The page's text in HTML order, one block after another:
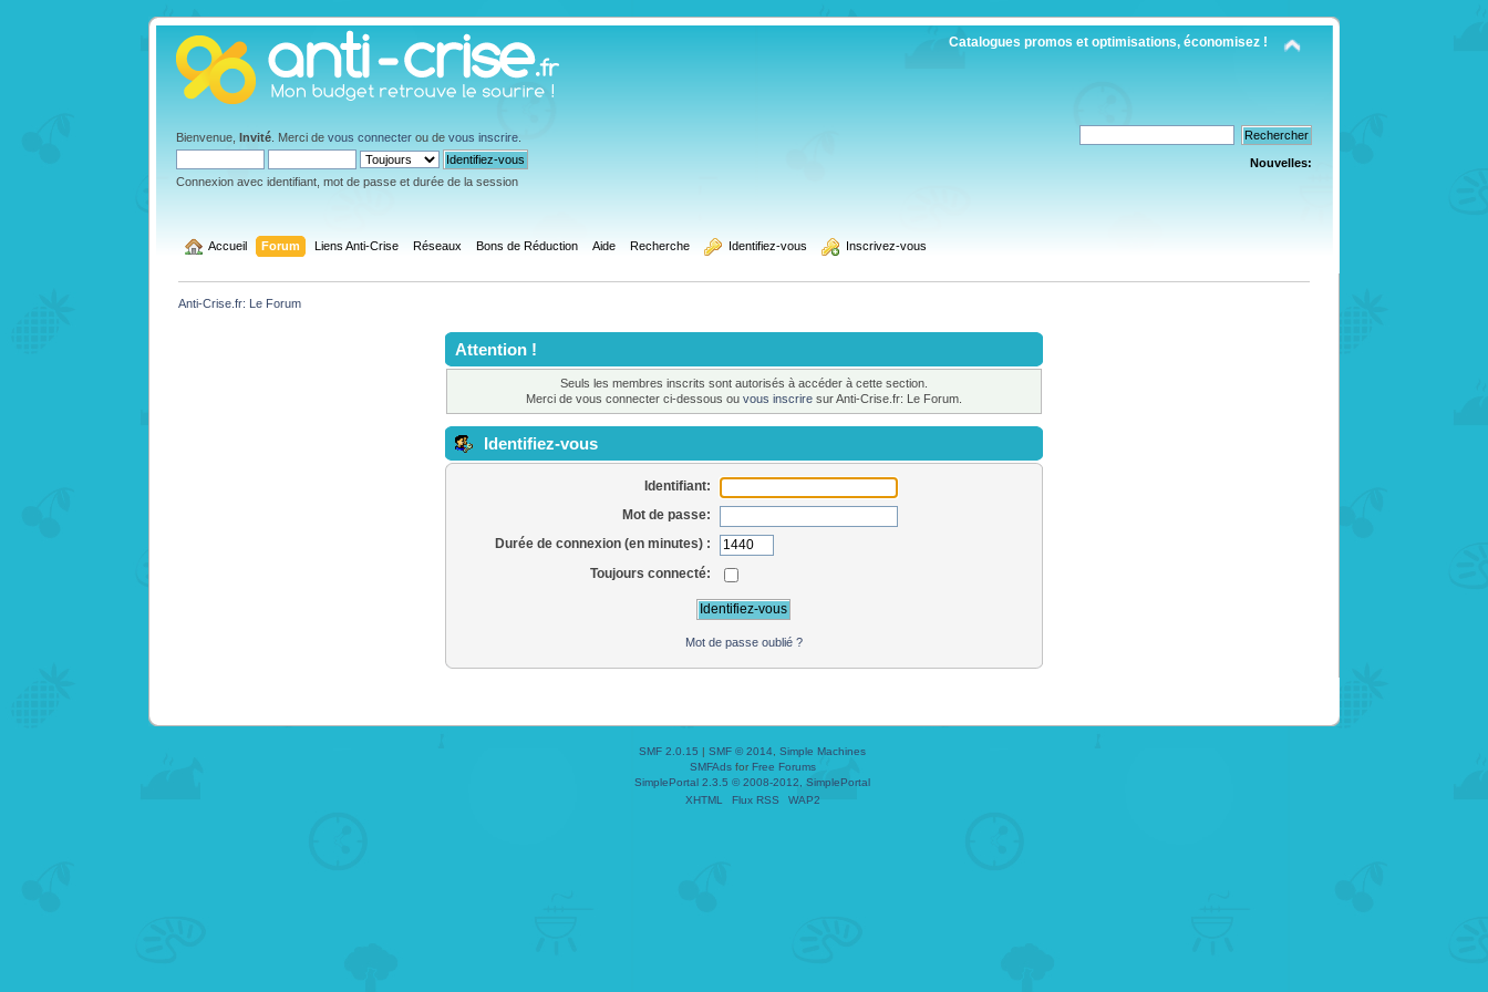
Catalogues promos et optimisations, économisez !
Bienvenue,Invité . Merci devous connecter ou devous inscrire
Connexion avec identifiant, mot de passe et durée de la session
Nouvelles:
Accueil Forum Liens Anti-Crise Réseaux Bons de Réduction Aide Recherche Identifiez-vous Inscrivez-vous
Anti-Crise.fr: Le Forum
Attention !
Seuls les membres inscrits sont autorisés à accéder à cette section.
Merci de vous connecter ci-dessous ou vous inscriresur Anti-Crise.fr: Le Forum.
Identifiez-vous
Identifiant:
Mot de passe:
Durée de connexion (en minutes) :
Toujours connecté:
Mot de passe oublié ?
SMF 2.0.15 | SMF © 2014
Simple Machines
SMFAdsfor Free Forums
SimplePortal 2.3.5 © 2008-2012, SimplePortal
XHTML
Flux RSS WAP2